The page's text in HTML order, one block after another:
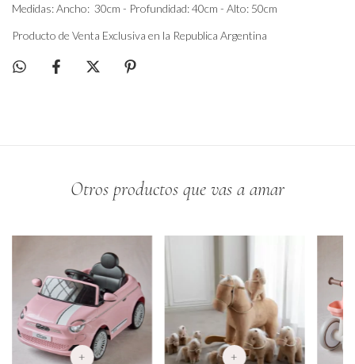
Medidas: Ancho: 30cm - Profundidad: 40cm - Alto: 50cm
Producto de Venta Exclusiva en la Republica Argentina
Otros productos que vas a amar
+ +